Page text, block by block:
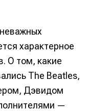
характерное
О том, какие
The Beatles,
Дэвидом
—